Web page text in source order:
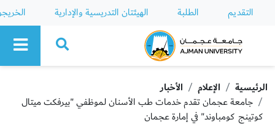
التقديم الطلبة الهيئتان التدريسية والإدارية
Ajman University
الرئيسية الإعلام
الأخبار
جامعة عجمان تقدم خدمات طب الأسنان لموظفي "بيرفكت ميتال
كوتينج كومباوند" في إمارة عجمان